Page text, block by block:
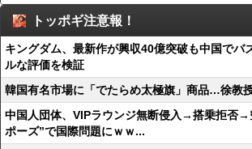
トッポギ注意報！
キングダム、最新作が興収40億突破も中国で
ルな評価を検証
韓国有名市場に「でたらめ太極旗」商品…徐教
中国人団体、VIPラウンジ無断侵入→搭乗拒否→
ポーズ”で国際問題にｗｗ...